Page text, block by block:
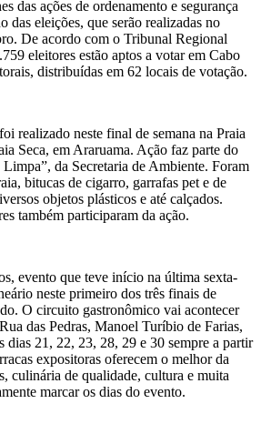
das ações de ordenamento e segurança
das eleições, que serão realizadas no
De acordo com o Tribunal Regional
eleitores estão aptos a votar em Cabo
distribuídas em 62 locais de votação.
realizado neste final de semana na Praia
Seca, em Araruama. Ação faz parte do
da Secretaria de Ambiente. Foram
bitucas de cigarro, garrafas pet e de
objetos plásticos e até calçados.
também participaram da ação.
evento que teve início na última sexta-
neste primeiro dos três finais de
O circuito gastronômico vai acontecer
das Pedras, Manoel Turíbio de Farias,
dias 21, 22, 23, 28, 29 e 30 sempre a partir
expositoras oferecem o melhor da
culinária de qualidade, cultura e muita
marcar os dias do evento.